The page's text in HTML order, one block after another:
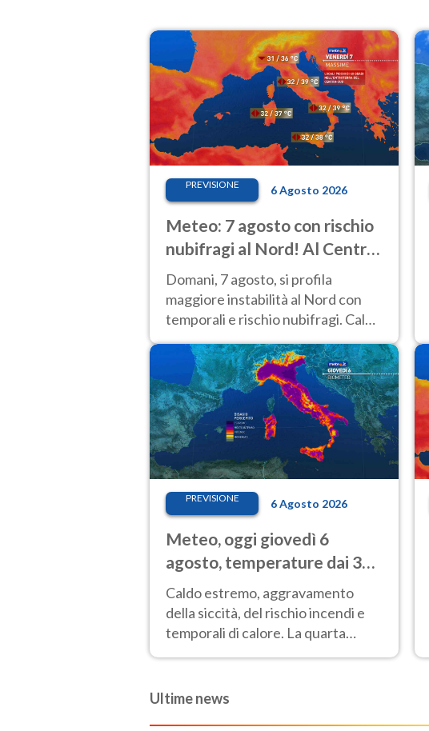
PREVISIONE 6 Agosto 2026
Meteo: 7 agosto con rischio
nubifragi al Nord! Al Centro-
Sud caldo estremo
Domani, 7 agosto, si profila
maggiore instabilità al Nord con
temporali e rischio nubifragi. Caldo
sempre estremo al Centro-Sud. Le
previsioni.
PREVISIONE 6 Agosto 2026
Meteo, oggi giovedì 6
agosto, temperature dai 33
ai 40 gradi
Caldo estremo, aggravamento
della siccità, del rischio incendi e
temporali di calore. La quarta
Ultime news